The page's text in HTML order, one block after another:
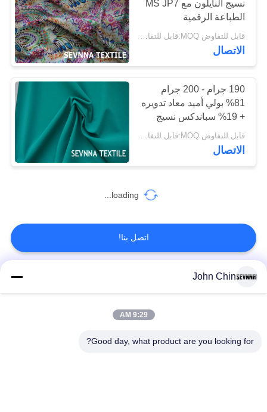
نسيج النايلون مع MS JP7
الطباعة الرقمية
قابل للتفاوض MOQ:قابل للتفاوض
الاتصال
190 جرام - 200 جرام
81% بولي أميد معاد تدويره
+ 19% سباندكس نسيج
نايلون معاد تدويره للأقمشة
الضاغطة
قابل للتفاوض MOQ:قابل للتفاوض
الاتصال
loading...
اتصل بنا!
فئات شعبية
تدويرها
تدويرها
John Chin
9:29 AM
Good day, what product are you looking for?